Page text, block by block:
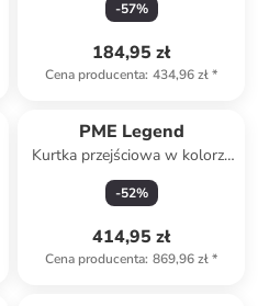
-57%
184,95 zł
Cena producenta: 434,96 zł*
PME Legend
Kurtka przejściowa w kolorze
khaki
-52%
414,95 zł
Cena producenta: 869,96 zł*